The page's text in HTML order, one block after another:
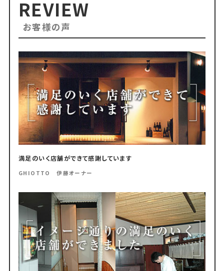
REVIEW
お客様の声
満足のいく店舗ができて感謝しています
GHIOTTO 伊藤オーナー